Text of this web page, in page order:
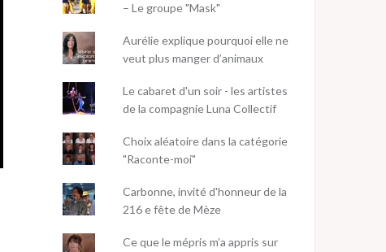
– Le groupe "Mask"
Aurélie explique pourquoi elle ne
veut plus manger d’animaux
Le cabaret d'un soir - les artistes
de la compagnie Luna Collectif
Choix aléatoire dans la catégorie
"Raconte-moi"
Carbonne, invité d'honneur de la
216 e fête de Mèze
Ce que le mépris m’a appris sur